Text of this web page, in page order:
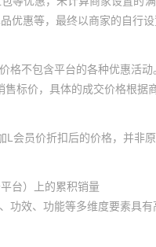
优惠等，最终以商家的自行
格不包含平台的各种优惠活
标价，具体的成交价格根据
会员价折扣后的价格，并非原
台）上的累积销量
功效、功能等多维度要素具